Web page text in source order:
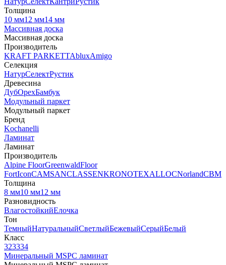
Толщина
10 мм12 мм14 мм
Массивная доска
Массивная доска
Производитель
KRAFT PARKETTAbluxAmigo
Селекция
НатурСелектРустик
Древесина
ДубОрехБамбук
Модульный паркет
Модульный паркет
Бренд
Kochanelli
Ламинат
Ламинат
Производитель
Alpine FloorGreenwaldFloor
FortIconCAMSANCLASSENKRONOTEXALLOCNorlandCBM
Толщина
8 мм10 мм12 мм
Разновидность
ВлагостойкийЕлочка
Тон
ТемныйНатуральныйСветлыйБежевыйСерыйБелый
Класс
323334
Минеральный MSPC ламинат